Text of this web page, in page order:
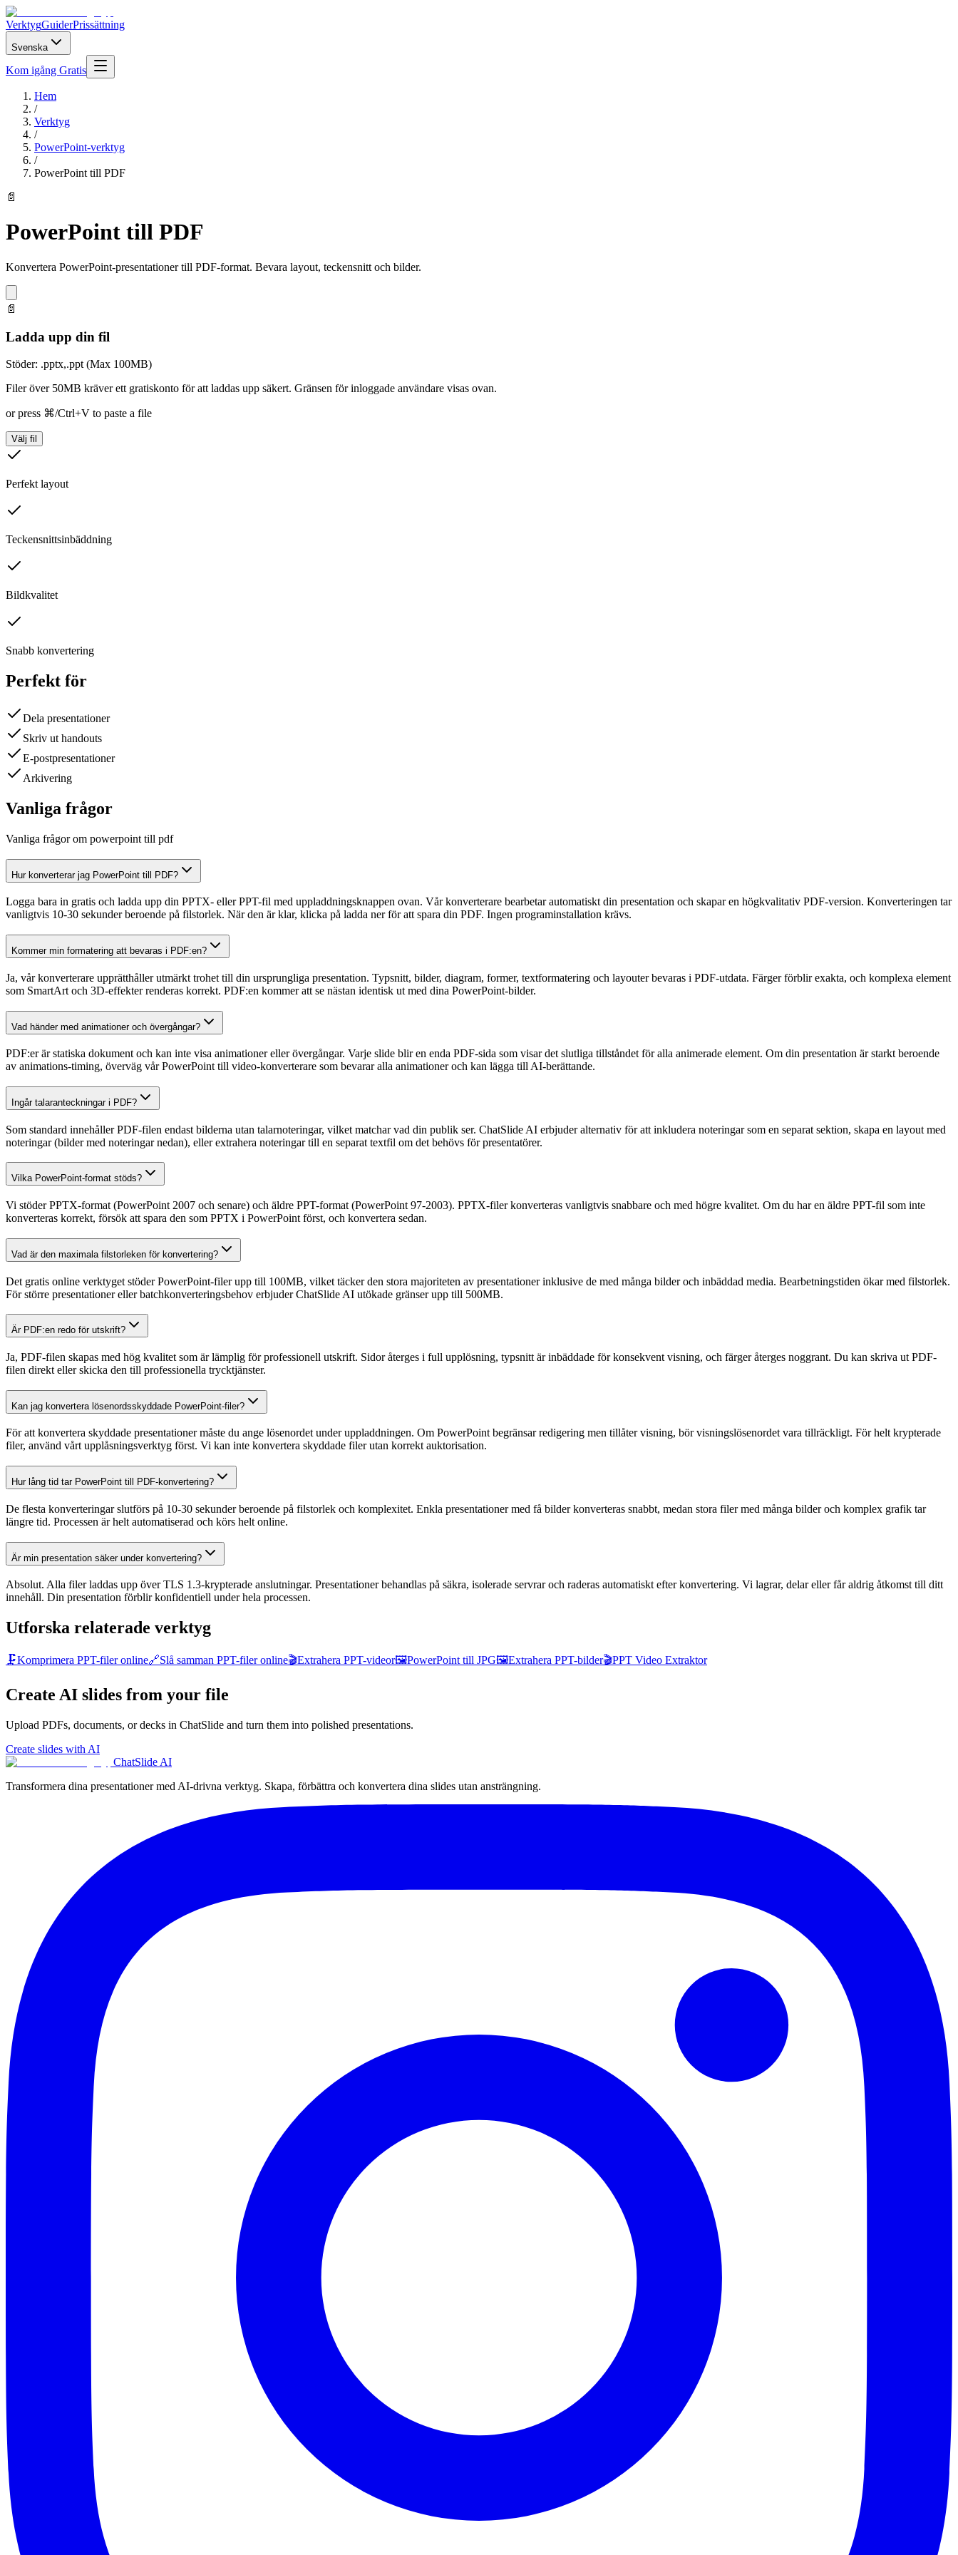
VerktygGuiderPrissättning
Svenska
Kom igång Gratis
Hem
/
Verktyg
/
PowerPoint-verktyg
/
PowerPoint till PDF
📄
PowerPoint till PDF
Konvertera PowerPoint-presentationer till PDF-format. Bevara layout, teckensnitt och bilder.
📄
Ladda upp din fil
Stöder: .pptx,.ppt (Max 100MB)
Filer över 50MB kräver ett gratiskonto för att laddas upp säkert. Gränsen för inloggade användare visas ovan.
or press ⌘/Ctrl+V to paste a file
Välj fil
Perfekt layout
Teckensnittsinbäddning
Bildkvalitet
Snabb konvertering
Perfekt för
Dela presentationer
Skriv ut handouts
E-postpresentationer
Arkivering
Vanliga frågor
Vanliga frågor om powerpoint till pdf
Hur konverterar jag PowerPoint till PDF?
Logga bara in gratis och ladda upp din PPTX- eller PPT-fil med uppladdningsknappen ovan. Vår konverterare bearbetar automatiskt din presentation och skapar en högkvalitativ PDF-version. Konverteringen tar
vanligtvis 10-30 sekunder beroende på filstorlek. När den är klar, klicka på ladda ner för att spara din PDF. Ingen programinstallation krävs.
Kommer min formatering att bevaras i PDF:en?
Ja, vår konverterare upprätthåller utmärkt trohet till din ursprungliga presentation. Typsnitt, bilder, diagram, former, textformatering och layouter bevaras i PDF-utdata. Färger förblir exakta, och komplexa element
som SmartArt och 3D-effekter renderas korrekt. PDF:en kommer att se nästan identisk ut med dina PowerPoint-bilder.
Vad händer med animationer och övergångar?
PDF:er är statiska dokument och kan inte visa animationer eller övergångar. Varje slide blir en enda PDF-sida som visar det slutliga tillståndet för alla animerade element. Om din presentation är starkt beroende
av animations-timing, överväg vår PowerPoint till video-konverterare som bevarar alla animationer och kan lägga till AI-berättande.
Ingår talaranteckningar i PDF?
Som standard innehåller PDF-filen endast bilderna utan talarnoteringar, vilket matchar vad din publik ser. ChatSlide AI erbjuder alternativ för att inkludera noteringar som en separat sektion, skapa en layout med
noteringar (bilder med noteringar nedan), eller extrahera noteringar till en separat textfil om det behövs för presentatörer.
Vilka PowerPoint-format stöds?
Vi stöder PPTX-format (PowerPoint 2007 och senare) och äldre PPT-format (PowerPoint 97-2003). PPTX-filer konverteras vanligtvis snabbare och med högre kvalitet. Om du har en äldre PPT-fil som inte
konverteras korrekt, försök att spara den som PPTX i PowerPoint först, och konvertera sedan.
Vad är den maximala filstorleken för konvertering?
Det gratis online verktyget stöder PowerPoint-filer upp till 100MB, vilket täcker den stora majoriteten av presentationer inklusive de med många bilder och inbäddad media. Bearbetningstiden ökar med filstorlek.
För större presentationer eller batchkonverteringsbehov erbjuder ChatSlide AI utökade gränser upp till 500MB.
Är PDF:en redo för utskrift?
Ja, PDF-filen skapas med hög kvalitet som är lämplig för professionell utskrift. Sidor återges i full upplösning, typsnitt är inbäddade för konsekvent visning, och färger återges noggrant. Du kan skriva ut PDF-
filen direkt eller skicka den till professionella trycktjänster.
Kan jag konvertera lösenordsskyddade PowerPoint-filer?
För att konvertera skyddade presentationer måste du ange lösenordet under uppladdningen. Om PowerPoint begränsar redigering men tillåter visning, bör visningslösenordet vara tillräckligt. För helt krypterade
filer, använd vårt upplåsningsverktyg först. Vi kan inte konvertera skyddade filer utan korrekt auktorisation.
Hur lång tid tar PowerPoint till PDF-konvertering?
De flesta konverteringar slutförs på 10-30 sekunder beroende på filstorlek och komplexitet. Enkla presentationer med få bilder konverteras snabbt, medan stora filer med många bilder och komplex grafik tar
längre tid. Processen är helt automatiserad och körs helt online.
Är min presentation säker under konvertering?
Absolut. Alla filer laddas upp över TLS 1.3-krypterade anslutningar. Presentationer behandlas på säkra, isolerade servrar och raderas automatiskt efter konvertering. Vi lagrar, delar eller får aldrig åtkomst till ditt
innehåll. Din presentation förblir konfidentiell under hela processen.
Utforska relaterade verktyg
🗜️Komprimera PPT-filer online🔗Slå samman PPT-filer online🎬Extrahera PPT-videor🖼️PowerPoint till JPG🖼️Extrahera PPT-bilder🎬PPT Video Extraktor
Create AI slides from your file
Upload PDFs, documents, or decks in ChatSlide and turn them into polished presentations.
Create slides with AI
ChatSlide AI
Transformera dina presentationer med AI-drivna verktyg. Skapa, förbättra och konvertera dina slides utan ansträngning.